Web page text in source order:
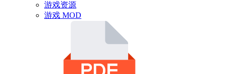
游戏资源
游戏 MOD